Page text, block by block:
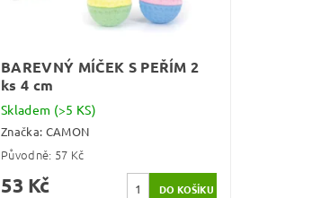
BAREVNÝ MÍČEK S PEŘÍM 2
ks 4 cm
Skladem (>5 KS)
Značka: CAMON
Původně: 57 Kč
53 Kč